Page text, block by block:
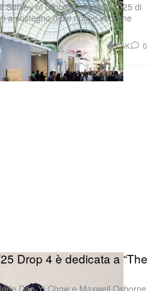
Survey of Global Collecting 2025 di
a sostegno delle nuove voci che
1.5K 0
Drop 4 è dedicata a “The
Dao‑Yi Chow e Maxwell Osborne